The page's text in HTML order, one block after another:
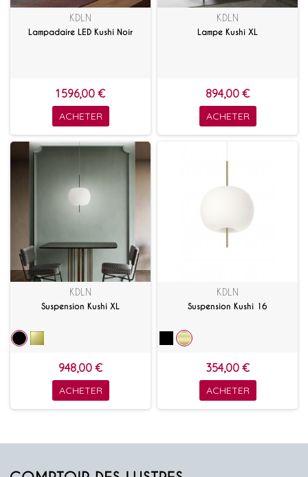
KDLN
Lampadaire LED Kushi Noir
1 596,00 €
ACHETER
KDLN
Lampe Kushi XL
894,00 €
ACHETER
KDLN
Suspension Kushi XL
948,00 €
ACHETER
KDLN
Suspension Kushi 16
354,00 €
ACHETER